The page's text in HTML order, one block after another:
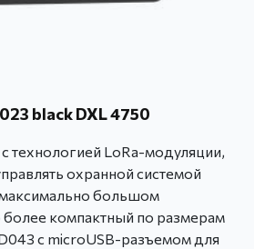
black DXL 4750
технологией LoRa-модуляции,
охранной системой
максимально большом
более компактный по размерам
с microUSB-разъемом для